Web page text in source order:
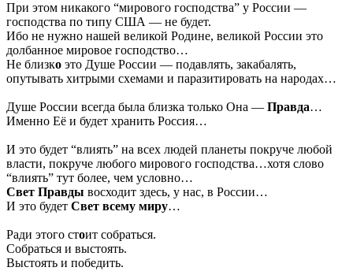
При этом никакого “мирового господства” у России —
господства по типу США — не будет.
Ибо не нужно нашей великой Родине, великой России это
долбанное мировое господство…
Не близко это Душе России — подавлять, закабалять,
опутывать хитрыми схемами и паразитировать на народах…
Душе России всегда была близка только Она — Правда…
Именно Её и будет хранить Россия…
И это будет “влиять” на всех людей планеты покруче любой
власти, покруче любого мирового господства…хотя слово
“влиять” тут более, чем условно…
Свет Правды восходит здесь, у нас, в России…
И это будет Свет всему миру…
Ради этого стоит собраться.
Собраться и выстоять.
Выстоять и победить.